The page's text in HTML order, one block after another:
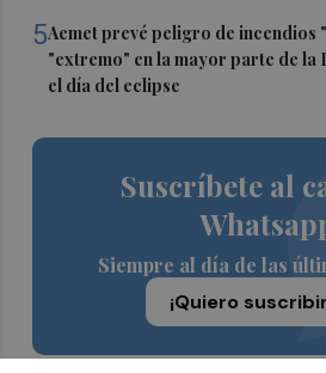
5Aemet prevé peligro de incendios
"extremo" en la mayor parte de la
el día del eclipse
Suscríbete al
Siempre al día de las
¡Quiero